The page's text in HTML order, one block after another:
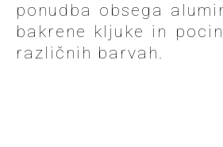
ponudba obsega
bakrene kljuke in
različnih barvah.